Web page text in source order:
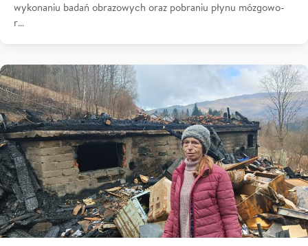
wykonaniu badań obrazowych oraz pobraniu płynu mózgowo-
r…